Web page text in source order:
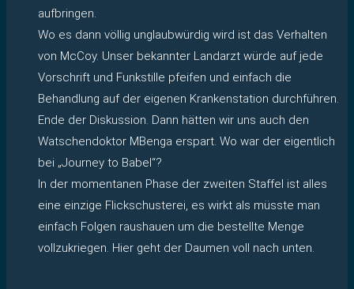
aufbringen.
Wo es dann völlig unglaubwürdig wird ist das Verhalten
von McCoy. Unser bekannter Landarzt würde auf jede
Vorschrift und Funkstille pfeifen und einfach die
Behandlung auf der eigenen Krankenstation durchführen.
Ende der Diskussion. Dann hätten wir uns auch den
Watschendoktor MBenga erspart. Wo war der eigentlich
bei „Journey to Babel“?
In der momentanen Phase der zweiten Staffel ist alles
eine einzige Flickschusterei, es wirkt als müsste man
einfach Folgen raushauen um die bestellte Menge
vollzukriegen. Hier geht der Daumen voll nach unten.